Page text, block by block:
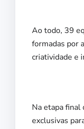
Ao todo, 39
formadas por
criatividade e
Na etapa final
exclusivas